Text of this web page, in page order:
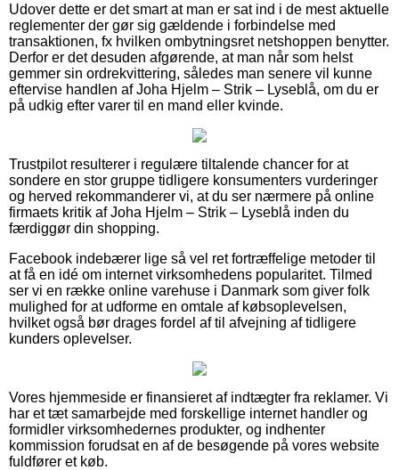
Udover dette er det smart at man er sat ind i de mest aktuelle
reglementer der gør sig gældende i forbindelse med
transaktionen, fx hvilken ombytningsret netshoppen benytter.
Derfor er det desuden afgørende, at man når som helst
gemmer sin ordrekvittering, således man senere vil kunne
eftervise handlen af Joha Hjelm – Strik – Lyseblå, om du er
på udkig efter varer til en mand eller kvinde.
Trustpilot resulterer i regulære tiltalende chancer for at
sondere en stor gruppe tidligere konsumenters vurderinger
og herved rekommanderer vi, at du ser nærmere på online
firmaets kritik af Joha Hjelm – Strik – Lyseblå inden du
færdiggør din shopping.
Facebook indebærer lige så vel ret fortræffelige metoder til
at få en idé om internet virksomhedens popularitet. Tilmed
ser vi en række online varehuse i Danmark som giver folk
mulighed for at udforme en omtale af købsoplevelsen,
hvilket også bør drages fordel af til afvejning af tidligere
kunders oplevelser.
Vores hjemmeside er finansieret af indtægter fra reklamer. Vi
har et tæt samarbejde med forskellige internet handler og
formidler virksomhedernes produkter, og indhenter
kommission forudsat en af de besøgende på vores website
fuldfører et køb.